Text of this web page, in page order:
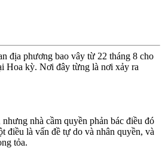
địa phương bao vây từ 22 tháng 8 cho
Hoa kỳ. Nơi đây từng là nơi xảy ra
nhà cầm quyền phản bác điều đó
là vấn đề tự do và nhân quyền, và
tỏa.